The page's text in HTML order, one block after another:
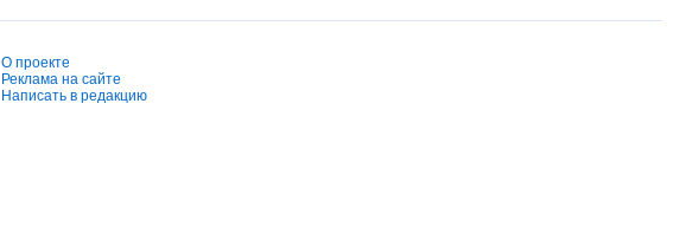
О проекте
Реклама на сайте
Написать в редакцию